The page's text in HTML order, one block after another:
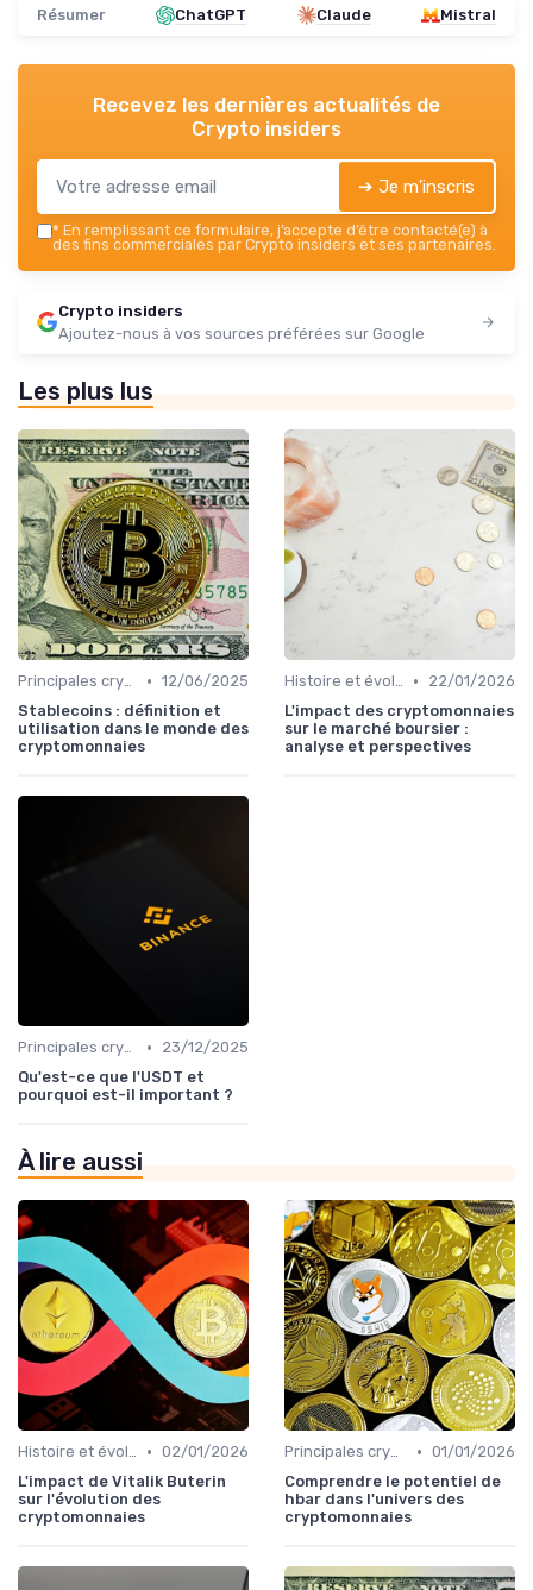
Résumer ChatGPT Claude Mistral
Recevez les dernières actualités de
Crypto insiders
➔ Je m'inscris
* En remplissant ce formulaire, j’accepte d’être contacté(e) à
des fins commerciales par Crypto insiders et ses partenaires.
Crypto insiders
Ajoutez-nous à vos sources préférées sur Google
Les plus lus
Principales cryptomonnaies pour l'investissement • 12/06/2025
Stablecoins : définition et
utilisation dans le monde des
cryptomonnaies
Histoire et évolution du marché des cryptos •
22/01/2026
L'impact des cryptomonnaies
sur le marché boursier :
analyse et perspectives
Principales cryptomonnaies pour l'investissement •
23/12/2025
Qu'est-ce que l'USDT et
pourquoi est-il important ?
À lire aussi
Histoire et évolution du marché des cryptos • 02/01/2026
L'impact de Vitalik Buterin
sur l'évolution des
cryptomonnaies
Principales cryptomonnaies pour l'investissement • 01/01/2026
Comprendre le potentiel de
hbar dans l'univers des
cryptomonnaies